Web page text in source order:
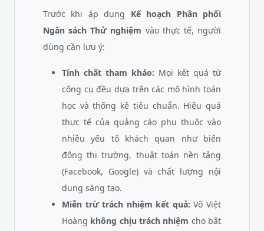
Trước khi áp dụng Kế hoạch Phân phối
Ngân sách Thử nghiệm vào thực tế, người
dùng cần lưu ý:
Tính chất tham khảo: Mọi kết quả từ
công cụ đều dựa trên các mô hình toán
học và thống kê tiêu chuẩn. Hiệu quả
thực tế của quảng cáo phụ thuộc vào
nhiều yếu tố khách quan như biến
động thị trường, thuật toán nền tảng
(Facebook, Google) và chất lượng nội
dung sáng tạo.
Miễn trừ trách nhiệm kết quả: Võ Việt
Hoàng không chịu trách nhiệm cho bất